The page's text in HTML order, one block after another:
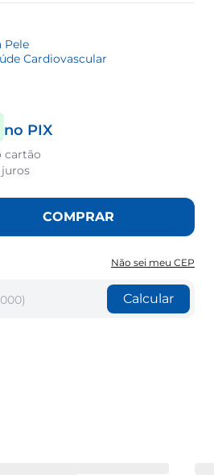
Pele
Cardiovascular
no PIX
cartão
COMPRAR
Não sei meu CEP
Calcular